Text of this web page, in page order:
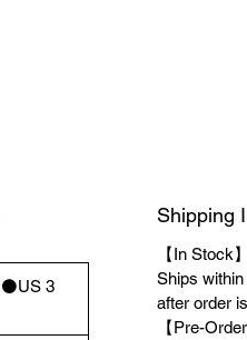
⚫️US 3
Shipping
【In Stock
Ships
after order
【Pre-